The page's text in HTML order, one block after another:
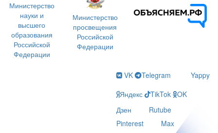
Министерство
науки и
высшего
образования
Российской
Федерации
Министерство
просвещения
Российской
Федерации
VK Telegram
Yappy
Яндекс
TikTok
OK
Дзен
Rutube
Pinterest
Max